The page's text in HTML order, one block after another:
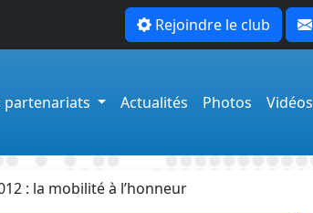
Rejoindre le club
partenariats Actualités Photos Vidéos
: la mobilité à l’honneur